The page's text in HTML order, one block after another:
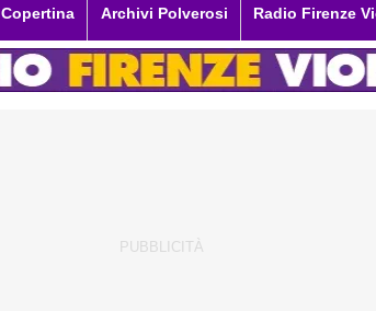
Copertina Archivi Polverosi Radio Firenze